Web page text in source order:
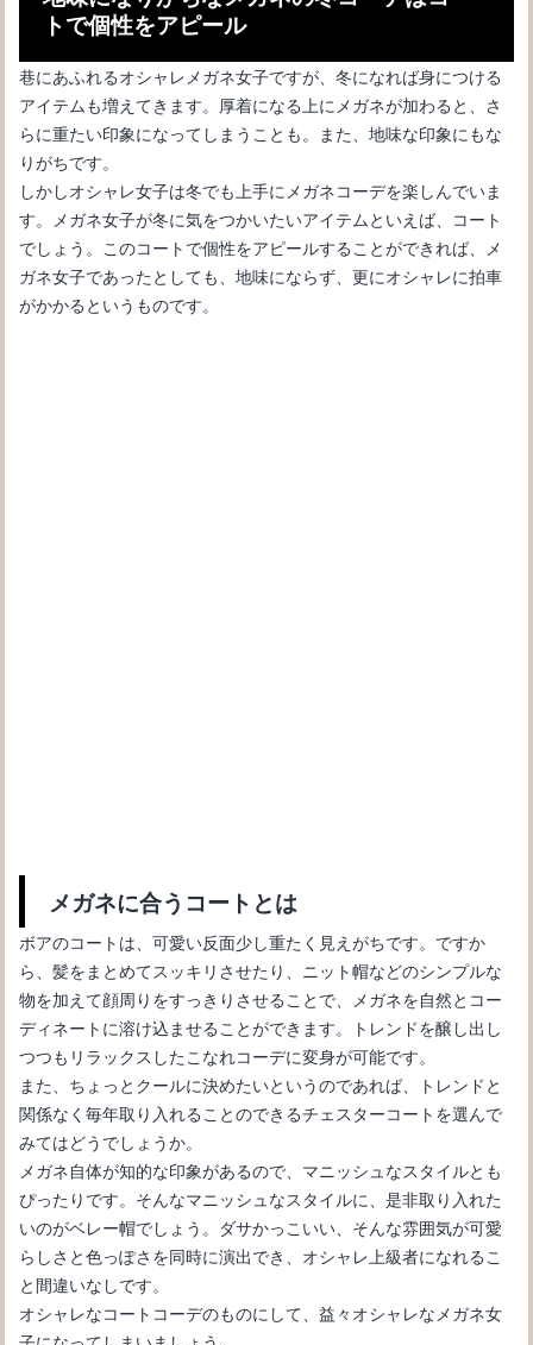
運転免許取得に必要な視力とメガネ等と明記された場合の注意点
メガネでマスクが曇る本当の理由とその解決方法を教えます！
メガネフレームの色塗りは自分でできる？メガネの塗装について
トで個性をアピール
巷にあふれるオシャレメガネ女子ですが、冬になれば身につける
アイテムも増えてきます。厚着になる上にメガネが加わると、さ
らに重たい印象になってしまうことも。また、地味な印象にもな
りがちです。
しかしオシャレ女子は冬でも上手にメガネコーデを楽しんでいま
す。メガネ女子が冬に気をつかいたいアイテムといえば、コート
でしょう。このコートで個性をアピールすることができれば、メ
ガネ女子であったとしても、地味にならず、更にオシャレに拍車
がかかるというものです。
メガネに合うコートとは
ボアのコートは、可愛い反面少し重たく見えがちです。ですか
ら、髪をまとめてスッキリさせたり、ニット帽などのシンプルな
物を加えて顔周りをすっきりさせることで、メガネを自然とコー
ディネートに溶け込ませることができます。トレンドを醸し出し
つつもリラックスしたこなれコーデに変身が可能です。
また、ちょっとクールに決めたいというのであれば、トレンドと
関係なく毎年取り入れることのできるチェスターコートを選んで
みてはどうでしょうか。
メガネ自体が知的な印象があるので、マニッシュなスタイルとも
ぴったりです。そんなマニッシュなスタイルに、是非取り入れた
いのがベレー帽でしょう。ダサかっこいい、そんな雰囲気が可愛
らしさと色っぽさを同時に演出でき、オシャレ上級者になれるこ
と間違いなしです。
オシャレなコートコーデのものにして、益々オシャレなメガネ女